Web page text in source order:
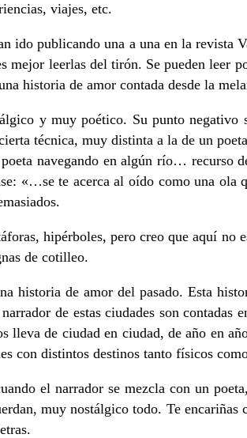
viajes, etc.
ido publicando una a una en la
mejor leerlas del tirón. Se pueden leer
historia de amor contada desde la
y muy poético. Su punto
técnica, muy distinta a la de un
navegando en algún río…
«…se te acerca al oído como una ola
hipérboles, pero creo que aquí
de cotilleo.
historia de amor del pasado. Esta
de estas ciudades son
de ciudad en ciudad, de año en
con distintos destinos tanto físicos
el narrador se mezcla con un
muy nostálgico todo. Te